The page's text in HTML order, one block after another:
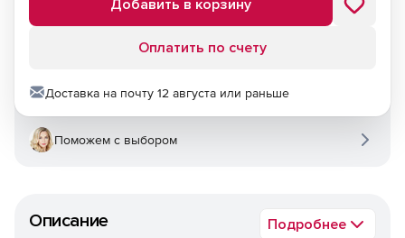
Описание Подробнее
Добавить в корзину
Оплатить по счету
Доставка на почту 12 августа или раньше
Поможем с выбором